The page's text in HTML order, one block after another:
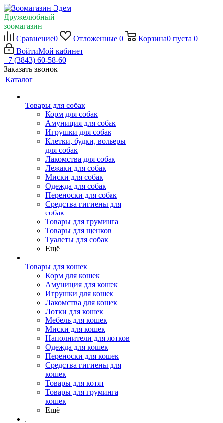
Дружелюбный
зоомагазин
Сравнение0 Отложенные 0 Корзина0 пуста 0
ВойтиМой кабинет
+7 (3843) 60-58-60
Заказать звонок
Каталог
Товары для собак
Корм для собак
Амуниция для собак
Игрушки для собак
Клетки, будки, вольеры
для собак
Лакомства для собак
Лежаки для собак
Миски для собак
Одежда для собак
Переноски для собак
Средства гигиены для
собак
Товары для груминга
Товары для щенков
Туалеты для собак
Ещё
Товары для кошек
Корм для кошек
Амуниция для кошек
Игрушки для кошек
Лакомства для кошек
Лотки для кошек
Мебель для кошек
Миски для кошек
Наполнители для лотков
Одежда для кошек
Переноски для кошек
Средства гигиены для
кошек
Товары для котят
Товары для груминга
кошек
Ещё